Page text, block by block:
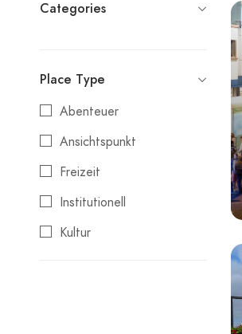
La Asomada
Llanos de la Concepción
Los Molinos
Puerto del Rosario
Puerto Lajas
Tabakwarenläden
Tefía
Categories
Place Type
Abenteuer
Ansichtspunkt
Freizeit
Institutionell
Kultur